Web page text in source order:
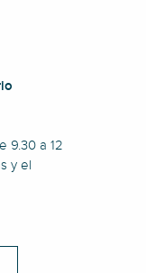
9.30 a 12
y el